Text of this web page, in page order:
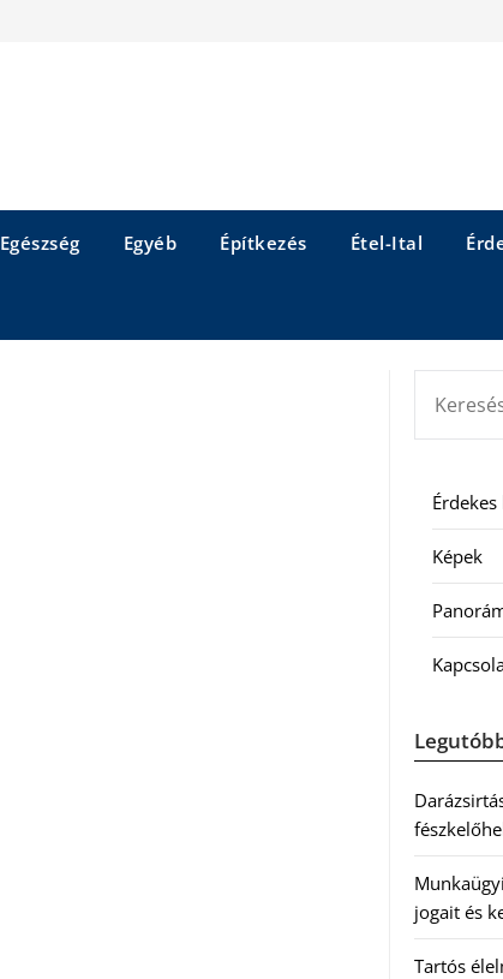
Egészség Egyéb Építkezés Étel-Ital
Képek
jogait és
Tartós